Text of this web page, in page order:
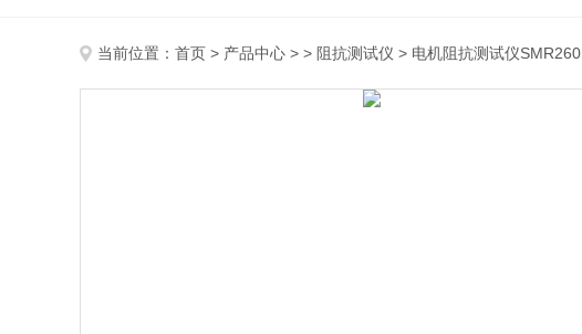
当前位置： 首页 > 产品中心 > > 阻抗测试仪 > 电机阻抗测试仪SMR260